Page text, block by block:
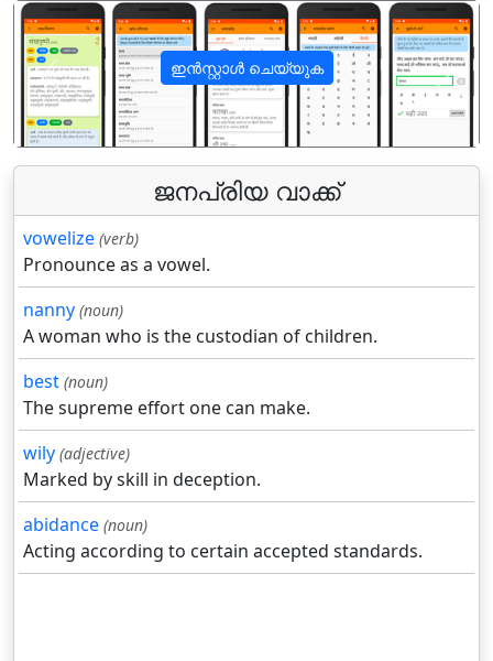
ഇൻസ്റ്റാൾ ചെയ്യുക
पिछला अगला
ജനപ്രിയ വാക്ക്
vowelize (verb)
Pronounce as a vowel.
nanny (noun)
A woman who is the custodian of children.
best (noun)
The supreme effort one can make.
wily (adjective)
Marked by skill in deception.
abidance (noun)
Acting according to certain accepted standards.